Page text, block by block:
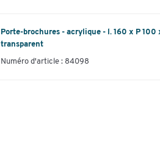
Porte-brochures - acrylique - l. 160 x P 100
transparent
Numéro d'article : 84098